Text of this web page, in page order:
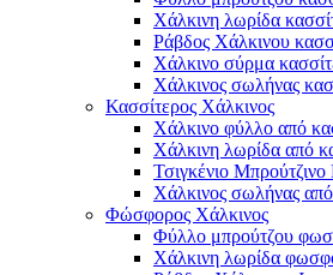
Χάλκινη λωρίδα
Ράβδος Χάλκινου
Χάλκινο σύρμα
Χάλκινος σωλήνας
Κασσίτερος Χάλκινος
Χάλκινο φύλλο από
Χάλκινη λωρίδα από
Τσιγκένιο
Χάλκινος σωλήνας
Φώσφορος Χάλκινος
Φύλλο μπρούτζου
Χάλκινη λωρίδα